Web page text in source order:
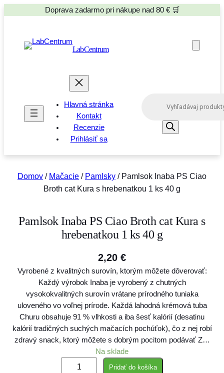
Doprava zadarmo pri nákupe nad 80 € 🛒
LabCentrum
Hlavná stránka
Kontakt
Recenzie
Prihlásiť sa
s
e
r
Domov / Mačacie / Pamlsky / Pamlsok Inaba PS Ciao
Broth cat Kura s hrebenatkou 1 ks 40 g
Pamlsok Inaba PS Ciao Broth cat Kura s
hrebenatkou 1 ks 40 g
2,20 €
Vyrobené z kvalitných surovín, ktorým môžete dôverovať:
Každý výrobok Inaba je vyrobený z chutných
vysokokvalitných surovín vrátane prírodného tuniaka
uloveného vo voľnej prírode. Každá lahodná krémová tuba
Churu obsahuje 91 % vlhkosti a iba šesť kalórií (desatinu
kalórií tradičných suchých mačacích pochúťok), čo z nej robí
zdravý snack, ktorý môžete s dobrým pocitom podávať Z…
Na sklade
Pridať do košíka